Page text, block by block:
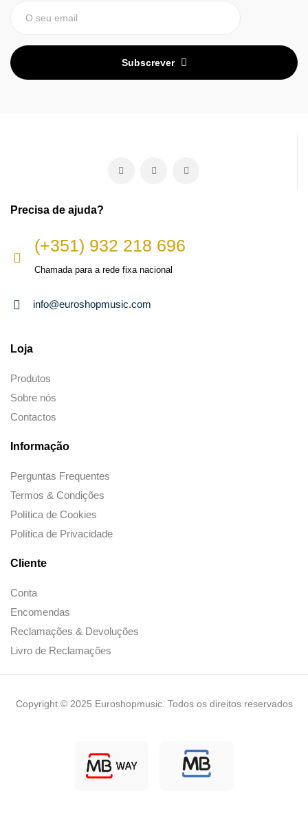
Subscrever
Precisa de ajuda?
(+351) 932 218 696
Chamada para a rede fixa nacional
info@euroshopmusic.com
Loja
Produtos
Sobre nós
Contactos
Informação
Perguntas Frequentes
Termos & Condições
Política de Cookies
Política de Privacidade
Cliente
Conta
Encomendas
Reclamações & Devoluções
Livro de Reclamações
Copyright © 2025 Euroshopmusic. Todos os direitos reservados